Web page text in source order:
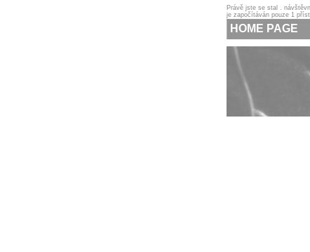
Právě jste se stal .
je započítáván pouze 1
HOME PAGE